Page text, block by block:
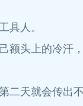
具人。
头上的冷汗
天就会传出不